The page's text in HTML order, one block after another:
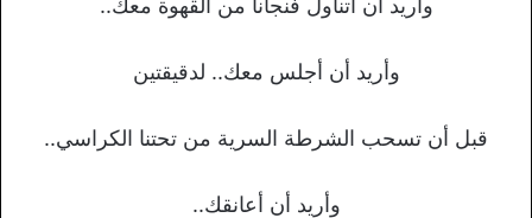
وأريد أن أجلس معك.. لدقيقتين
قبل أن تسحب الشرطة السرية من تحتنا الكراسي..
وأريد أن أعانقك..